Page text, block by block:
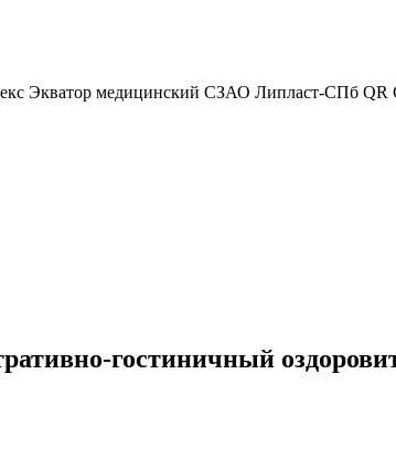
гостиничный